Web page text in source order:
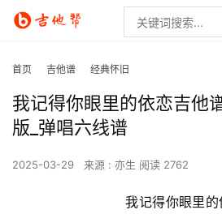
首页 吉他谱 经典怀旧
我记得你眼里的依恋吉他
版_弹唱六线谱
2025-03-29 来源 : 亦生 阅读 2762
我记得你眼里